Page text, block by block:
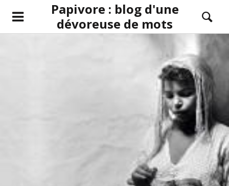
Papivore : blog d'une
dévoreuse de mots